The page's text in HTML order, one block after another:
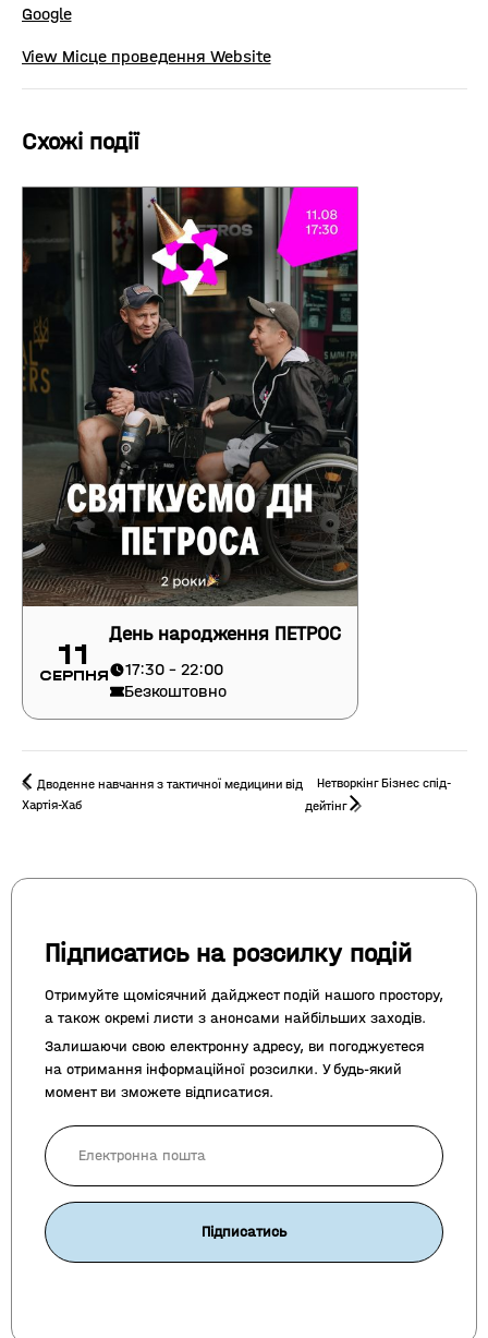
Google
View Місце проведення Website
Схожі події
11
Серпня
День народження ПЕТРОС
17:30 - 22:00
Безкоштовно
Дводенне навчання з тактичної медицини від
Хартія-Хаб
Нетворкінг Бізнес спід-
дейтінг
Підписатись на розсилку подій
Отримуйте щомісячний дайджест подій нашого простору,
а також окремі листи з анонсами найбільших заходів.
Залишаючи свою електронну адресу, ви погоджуєтеся
на отримання інформаційної розсилки. У будь-який
момент ви зможете відписатися.